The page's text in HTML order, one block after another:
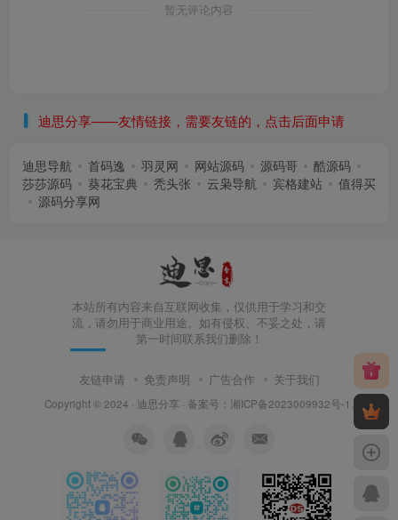
暂无评论内容
迪思分享——友情链接，需要友链的，点击后面申请
迪思导航 首码逸 羽灵网 网站源码 源码哥
酷源码
莎莎源码
葵花宝典 秃头张 云枭导航 宾格建站
值得买
源码分享网
本站所有内容来自互联网收集，仅供用于学习和交
流，请勿用于商业用途。如有侵权、不妥之处，请
第一时间联系我们删除！
友链申请 免责声明 广告合作 关于我们
Copyright © 2024 · 迪思分享 · 备案号： 湘ICP备2023009932号-1